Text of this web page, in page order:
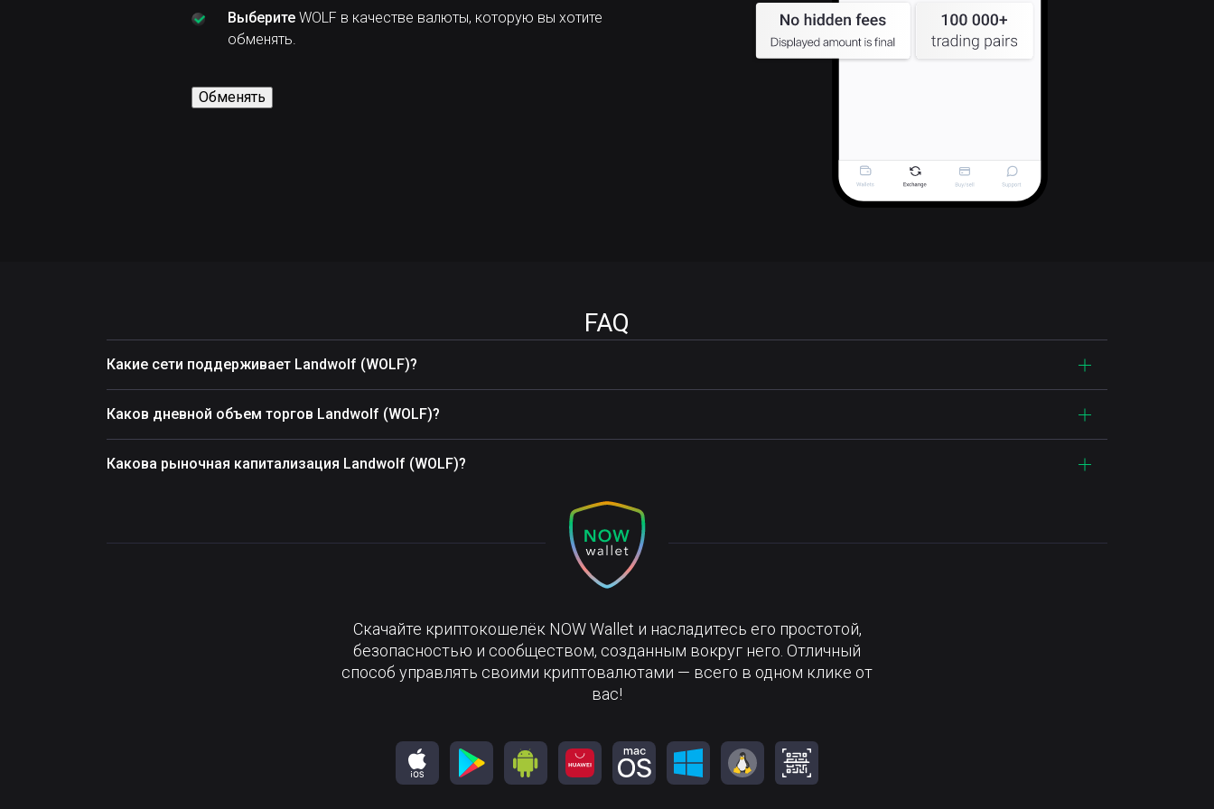
Выберите WOLF в качестве валюты, которую вы хотите
обменять.
Обменять
FAQ
Какие сети поддерживает Landwolf (WOLF)?
Каков дневной объем торгов Landwolf (WOLF)?
Какова рыночная капитализация Landwolf (WOLF)?
Скачайте криптокошелёк NOW Wallet и насладитесь его простотой,
безопасностью и сообществом, созданным вокруг него. Отличный
способ управлять своими криптовалютами — всего в одном клике от
вас!